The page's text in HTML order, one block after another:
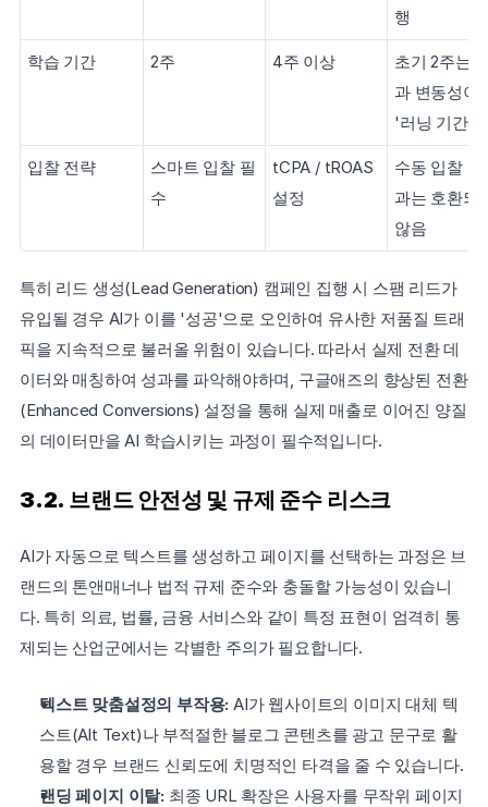
행
학습 기간 2주 4주 이상
초기 2주는
과 변동성이
'러닝 기간'
입찰 전략
스마트 입찰 필
수
tCPA / tROAS
설정
수동 입찰 방
과는 호환되
않음
특히 리드 생성(Lead Generation) 캠페인 집행 시 스팸 리드가
유입될 경우 AI가 이를 '성공'으로 오인하여 유사한 저품질 트래
픽을 지속적으로 불러올 위험이 있습니다. 따라서 실제 전환 데
이터와 매칭하여 성과를 파악해야하며, 구글애즈의 향상된 전환
(Enhanced Conversions) 설정을 통해 실제 매출로 이어진 양질
의 데이터만을 AI 학습시키는 과정이 필수적입니다.
3.2. 브랜드 안전성 및 규제 준수 리스크
AI가 자동으로 텍스트를 생성하고 페이지를 선택하는 과정은 브
랜드의 톤앤매너나 법적 규제 준수와 충돌할 가능성이 있습니
다. 특히 의료, 법률, 금융 서비스와 같이 특정 표현이 엄격히 통
제되는 산업군에서는 각별한 주의가 필요합니다.
텍스트 맞춤설정의 부작용: AI가 웹사이트의 이미지 대체 텍
스트(Alt Text)나 부적절한 블로그 콘텐츠를 광고 문구로 활
용할 경우 브랜드 신뢰도에 치명적인 타격을 줄 수 있습니다.
랜딩 페이지 이탈: 최종 URL 확장은 사용자를 무작위 페이지